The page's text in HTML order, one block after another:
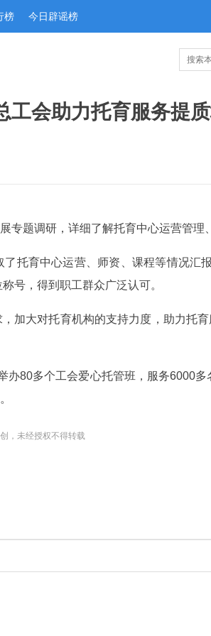
榜 今日辟谣榜
工会助力托育服务提
题调研，详细了解托育中心运营管理
托育中心运营、师资、课程等情况汇
号，得到职工群众广泛认可。
加大对托育机构的支持力度，助力托
办80多个工会爱心托管班，服务6000
，未经授权不得转载